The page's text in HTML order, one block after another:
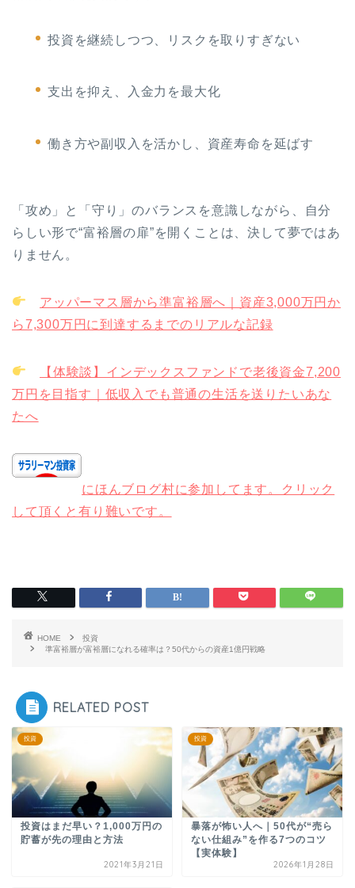
投資を継続しつつ、リスクを取りすぎない
支出を抑え、入金力を最大化
働き方や副収入を活かし、資産寿命を延ばす
「攻め」と「守り」のバランスを意識しながら、自分
らしい形で“富裕層の扉”を開くことは、決して夢ではあ
りません。
アッパーマス層から準富裕層へ｜資産3,000万円か
ら7,300万円に到達するまでのリアルな記録
【体験談】インデックスファンドで老後資金7,200
万円を目指す｜低収入でも普通の生活を送りたいあな
たへ
にほんブログ村に参加してます。クリック
して頂くと有り難いです。
HOME
投資
準富裕層が富裕層になれる確率は？50代からの資産1億円戦略
RELATED POST
投資
投資はまだ早い？1,000万円の
貯蓄が先の理由と方法
2021年3月21日
投資
暴落が怖い人へ｜50代が“売ら
ない仕組み”を作る7つのコツ
【実体験】
2026年1月28日